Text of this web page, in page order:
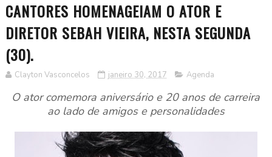
CANTORES HOMENAGEIAM O ATOR E
DIRETOR SEBAH VIEIRA, NESTA SEGUNDA
(30).
Clayton Vasconcelos janeiro 30, 2017 Agenda
O ator comemora aniversário e 20 anos de carreira
ao lado de amigos e personalidades